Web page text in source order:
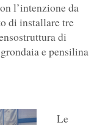
l’intenzione da
di installare tre
di
e pensilina
Le